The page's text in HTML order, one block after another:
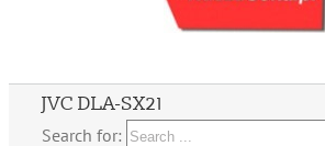
JVC DLA-SX21
Search for: